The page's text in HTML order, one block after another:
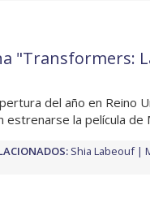
"Transformers:
del año en Reino
estrenarse la película de
Shia Labeouf